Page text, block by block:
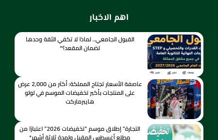
اهم الاخبار
القبول الجامعي.. لماذا لا تكفي الثقة وحدها
لضمان المقعد؟*
عاصفة الأسعار تجتاح المملكة: أكثر من 2,000 عرض
على المنتجات بأكبر تخفيضات الموسم في لولو
هايبرماركت
التجارة” إطلاق موسم “تخفيضات 2026” اعتبارًا من
مطلع أغسطس المقبل ولمدة ثلاثة أشهر*